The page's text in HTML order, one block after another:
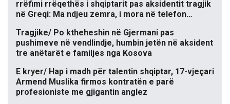
rrëfimi rrëqethës i shqiptarit pas aksidentit tragjik
në Greqi: Ma ndjeu zemra, i mora në telefon…
Tragjike/ Po ktheheshin në Gjermani pas
pushimeve në vendlindje, humbin jetën në aksident
tre anëtarët e familjes nga Kosova
E kryer/ Hap i madh për talentin shqiptar, 17-vjeçari
Armend Muslika firmos kontratën e parë
profesioniste me gjigantin anglez